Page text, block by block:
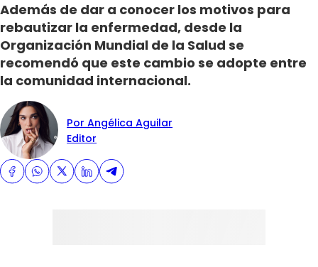
Además de dar a conocer los motivos para
rebautizar la enfermedad, desde la
Organización Mundial de la Salud se
recomendó que este cambio se adopte entre
la comunidad internacional.
Por Angélica Aguilar
Editor